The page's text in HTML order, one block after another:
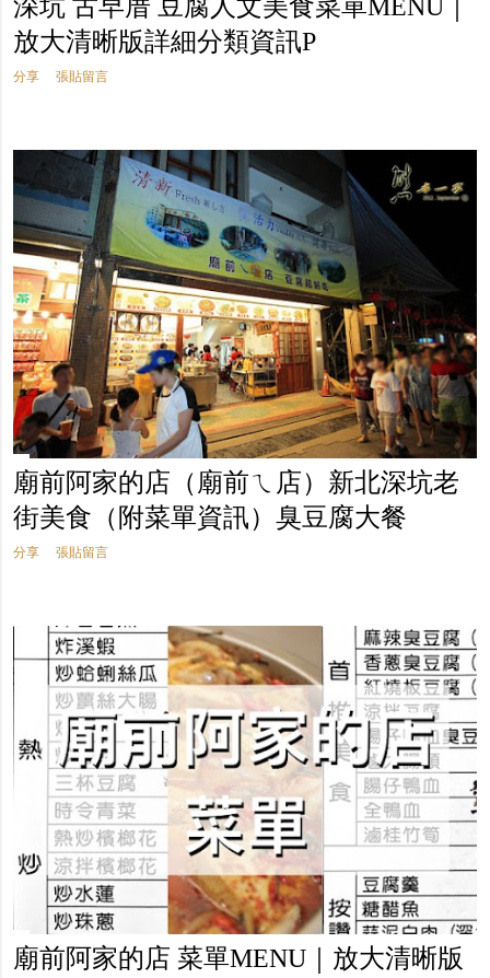
深坑 古早厝 豆腐人文美食菜單MENU｜
放大清晰版詳細分類資訊P
分享 張貼留言
廟前阿家的店（廟前ㄟ店）新北深坑老
街美食（附菜單資訊）臭豆腐大餐
分享 張貼留言
廟前阿家的店 菜單MENU｜放大清晰版